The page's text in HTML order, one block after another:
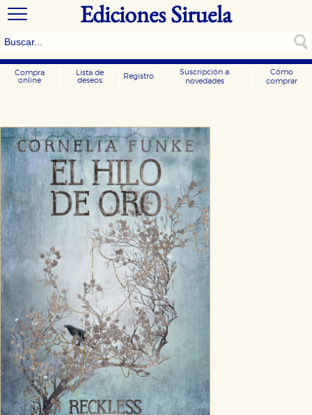
Ediciones Siruela
Compra
online
Lista de
deseos
Registro
Suscripción a
novedades
Cómo
comprar